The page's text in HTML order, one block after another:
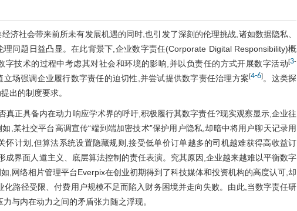
济社会带来前所未有发展机遇的同时,也引发了深刻的伦理挑战,诸如数据隐私、
问题日益凸显。在此背景下,企业数字责任(Corporate Digital Responsibility)概
字技术的过程中考虑其对社会和环境的影响,并以负责任的方式开展数字活动[3-
场强调企业履行数字责任的迫切性,并尝试提供数字责任治理方案[4-6]。这类探
出的制度要求。
真正具备内在动力响应学术界的呼吁,积极履行其数字责任?现实观察显示,企业往
如,某社交平台高调宣传“端到端加密技术”保护用户隐私,却暗中将用户聊天记录用
怀计划,但算法系统设置隐藏规则,接受低单价订单越多的司机越难获得高收益订
成界面人道主义、底层算法控制的责任表演。究其原因,企业越来越难以平衡数字
,网络相片管理平台Everpix在创业初期得到了科技媒体和投资机构的高度认可,却
路径受限、付费用户规模不足而陷入财务困境并走向失败。由此,当数字责任研
与内在动力之间的矛盾张力随之浮现。